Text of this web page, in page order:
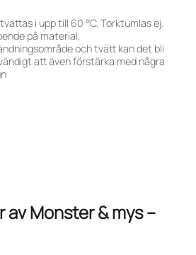
i upp till 60 °C. Torktumlas ej.
på material,
och tvätt kan det bli
att även förstärka med några
avMonster & mys –